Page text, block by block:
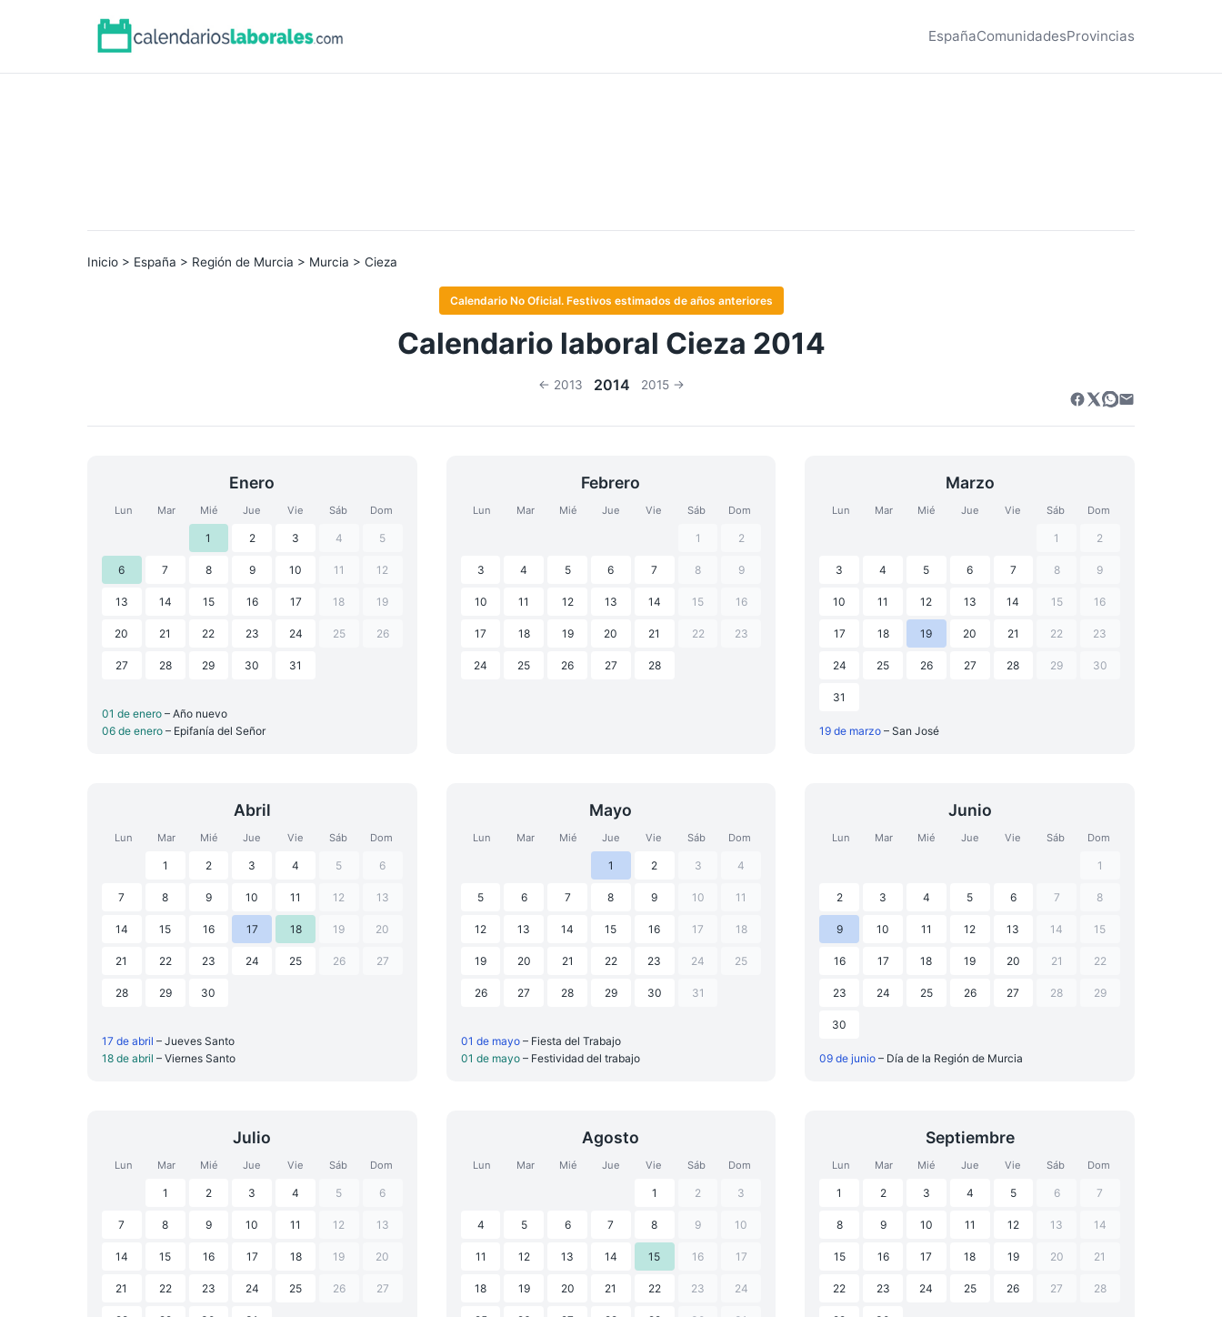
EspañaComunidadesProvincias
Inicio > España > Región de Murcia > Murcia > Cieza
Calendario No Oficial. Festivos estimados de años anteriores
Calendario laboral Cieza 2014
← 2013 2014 2015 →
Enero
Lun Mar Mié Jue Vie Sáb Dom
1 2 3 4 5
6 7 8 9 10 11 12
13 14 15 16 17 18 19
20 21 22 23 24 25 26
27 28 29 30 31
01 de enero – Año nuevo
06 de enero – Epifanía del Señor
Febrero
Lun Mar Mié Jue Vie Sáb Dom
1 2
3 4 5 6 7 8 9
10 11 12 13 14 15 16
17 18 19 20 21 22 23
24 25 26 27 28
Marzo
Lun Mar Mié Jue Vie Sáb Dom
1 2
3 4 5 6 7 8 9
10 11 12 13 14 15 16
17 18 19 20 21 22 23
24 25 26 27 28 29 30
31
19 de marzo– San José
Abril
Lun Mar Mié Jue Vie Sáb Dom
1 2 3 4 5 6
7 8 9 10 11 12 13
14 15 16 17 18 19 20
21 22 23 24 25 26 27
28 29 30
17 de abril – Jueves Santo
18 de abril – Viernes Santo
Mayo
Lun Mar Mié Jue Vie Sáb Dom
1 2 3 4
5 6 7 8 9 10 11
12 13 14 15 16 17 18
19 20 21 22 23 24 25
26 27 28 29 30 31
01 de mayo – Fiesta del Trabajo
01 de mayo – Festividad del trabajo
Junio
Lun Mar Mié Jue Vie Sáb Dom
1
2 3 4 5 6 7 8
9 10 11 12 13 14 15
16 17 18 19 20 21 22
23 24 25 26 27 28 29
30
09 de junio– Día de la Región de Murcia
Julio
Lun Mar Mié Jue Vie Sáb Dom
1 2 3 4 5 6
7 8 9 10 11 12 13
14 15 16 17 18 19 20
21 22 23 24 25 26 27
Agosto
Lun Mar Mié Jue Vie Sáb Dom
1 2 3
4 5 6 7 8 9 10
11 12 13 14 15 16 17
18 19 20 21 22 23 24
Septiembre
Lun Mar Mié Jue Vie Sáb Dom
1 2 3 4 5 6 7
8 9 10 11 12 13 14
15 16 17 18 19 20 21
22 23 24 25 26 27 28